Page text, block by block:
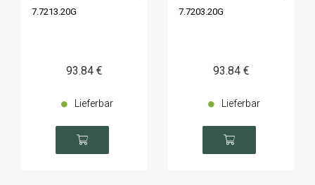
7.7213.20G
93.84 €
Lieferbar
7.7203.20G
93.84 €
Lieferbar